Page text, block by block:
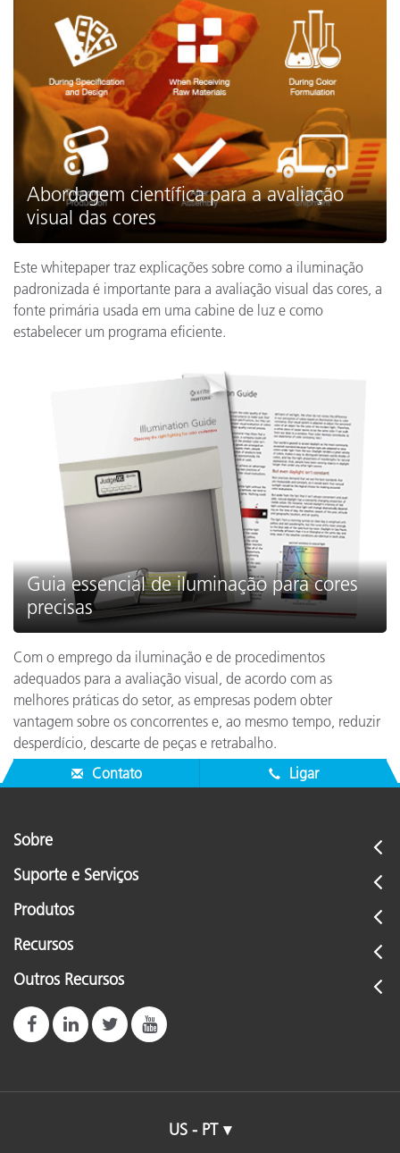
Abordagem científica para a avaliação
visual das cores
Este whitepaper traz explicações sobre como a iluminação
padronizada é importante para a avaliação visual das cores, a
fonte primária usada em uma cabine de luz e como
estabelecer um programa eficiente.
Guia essencial de iluminação para cores
precisas
Com o emprego da iluminação e de procedimentos
adequados para a avaliação visual, de acordo com as
melhores práticas do setor, as empresas podem obter
vantagem sobre os concorrentes e, ao mesmo tempo, reduzir
desperdício, descarte de peças e retrabalho.
Contato
Ligar
Sobre
Suporte e Serviços
Produtos
Recursos
Outros Recursos
US - PT